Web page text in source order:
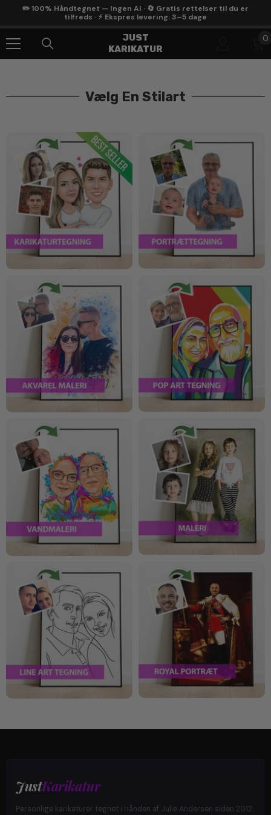
Gå Til Indhold
✏️ 100% Håndtegnet — Ingen AI · 🔄 Gratis rettelser til du er
tilfreds · ⚡ Ekspres levering: 3–5 dage
JUST
KARIKATUR
0
0
Vælg En Stilart
JustKarikatur
Personlige karikaturer tegnet i hånden af Julie Andersen siden 2012.